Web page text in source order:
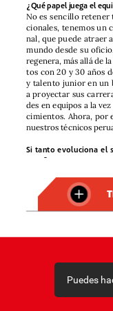
¿Quépapel juega el
No es sencillo retener
cionales, tenemos un
nal, que puede atraer a
mundo desde su oficio.
regenera, más alládela
tos con 20 y 30 años
y talento junior en un
a proyectar sus
des en equipos a la vez
cimientos. Ahora, por
nuestrostécnicos
Si tanto evoluciona el
agua?
solución
elciclo
stakeholders. Ya lo
para los usuarios
les para las enormes
precedentes,quese
eficientesfrente a
la
Puedes